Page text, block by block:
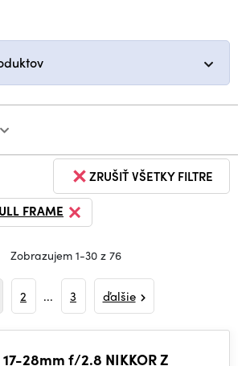
ZRUŠIŤ VŠETKY FILTRE
FRAME
Zobrazujem 1-30 z 76
2 ... 3 ďalšie
17-28mm f/2.8 NIKKOR Z